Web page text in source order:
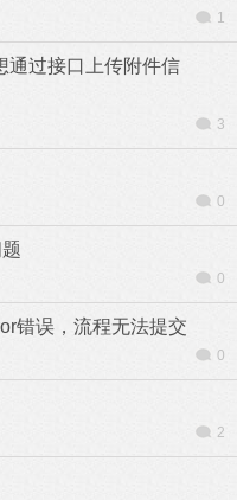
1
通过接口上传附件信
3
0
0
错误，流程无法提交
0
2